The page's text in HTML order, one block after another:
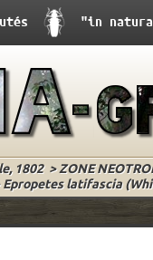
"in
1802>ZONE
Epropetes latifascia